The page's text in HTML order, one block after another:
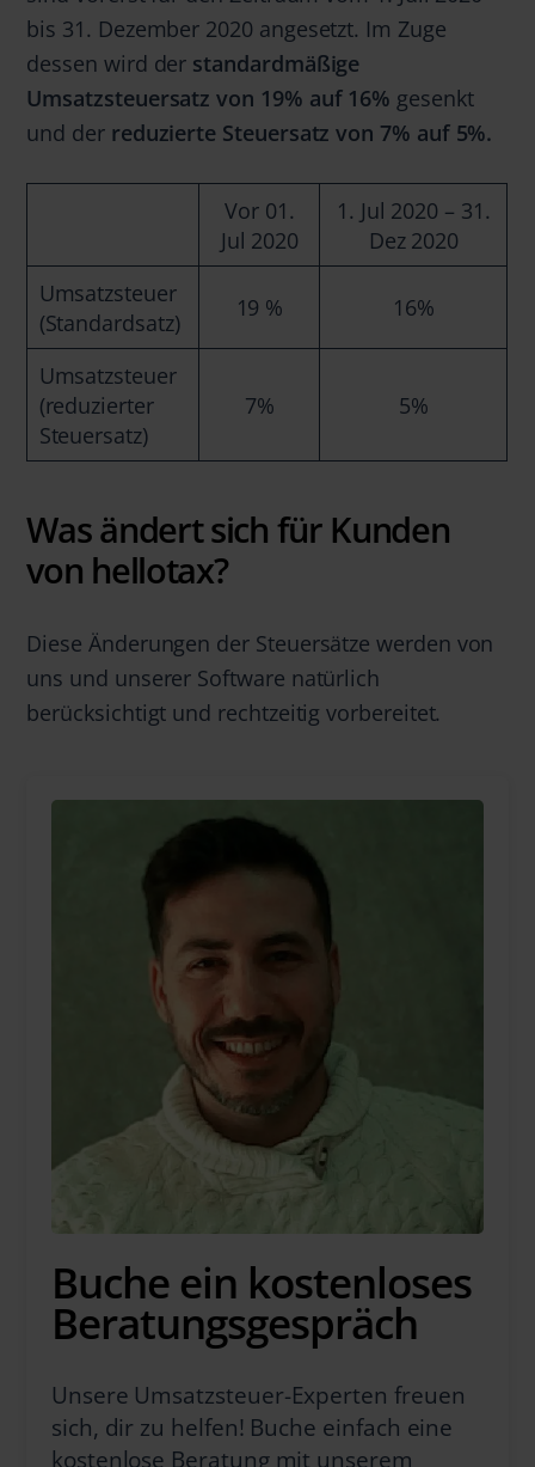
bis 31. Dezember 2020 angesetzt. Im Zuge
dessen wird der standardmäßige
Umsatzsteuersatz von 19% auf 16% gesenkt
und der reduzierte Steuersatz von 7% auf 5%.
Vor 01.
Jul 2020
1. Jul 2020 – 31.
Dez 2020
Umsatzsteuer
(Standardsatz)
19 % 16%
Umsatzsteuer
(reduzierter
Steuersatz)
7% 5%
Was ändert sich für Kunden
von hellotax?
Diese Änderungen der Steuersätze werden von
uns und unserer Software natürlich
berücksichtigt und rechtzeitig vorbereitet.
Buche ein kostenloses
Beratungsgespräch
Unsere Umsatzsteuer-Experten freuen
sich, dir zu helfen! Buche einfach eine
kostenlose Beratung mit unserem